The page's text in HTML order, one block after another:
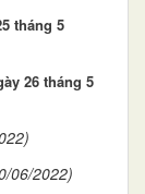
tháng 5
26 tháng 5
06/2022)